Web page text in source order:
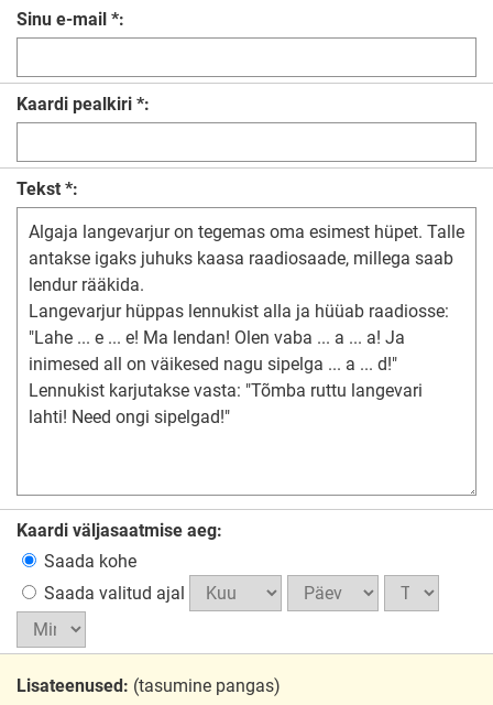
Sinu e-mail *:
Kaardi pealkiri *:
Tekst *:
Kaardi väljasaatmise aeg:
Saada kohe
Saada valitud ajal
Lisateenused: (tasumine pangas)